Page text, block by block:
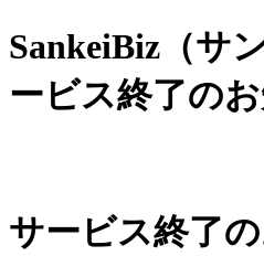
SankeiBiz（サ
ービス終了の
サービス終了